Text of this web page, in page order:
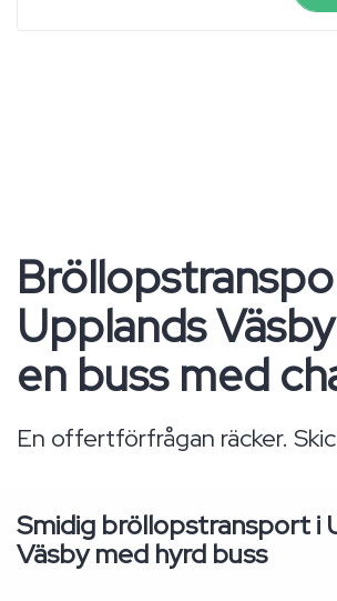
Upplands
en buss med
En offertförfrågan räcker.
Smidig bröllopstransport i
Väsby med hyrd buss